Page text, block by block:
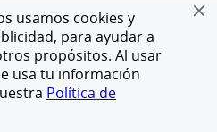
usamos cookies y
para ayudar a
propósitos. Al usar
usa tu información
Política de